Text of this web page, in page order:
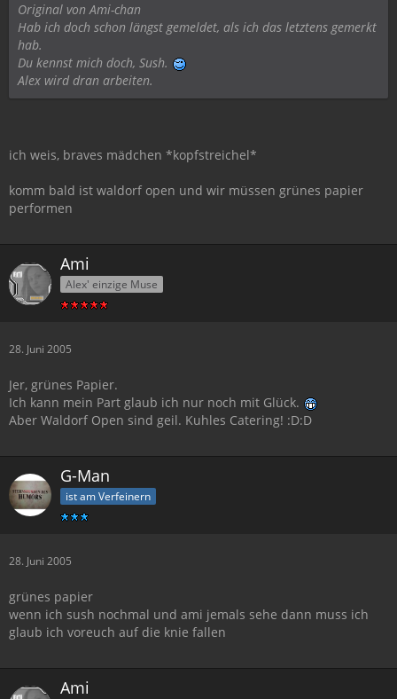
Original von Ami-chan
Hab ich doch schon längst gemeldet, als ich das letztens gemerkt
hab.
Du kennst mich doch, Sush.
Alex wird dran arbeiten.
ich weis, braves mädchen *kopfstreichel*
komm bald ist waldorf open und wir müssen grünes papier
performen
Ami
Alex' einzige Muse
28. Juni 2005
Jer, grünes Papier.
Ich kann mein Part glaub ich nur noch mit Glück.
Aber Waldorf Open sind geil. Kuhles Catering! :D:D
G-Man
ist am Verfeinern
28. Juni 2005
grünes papier
wenn ich sush nochmal und ami jemals sehe dann muss ich
glaub ich voreuch auf die knie fallen
Ami